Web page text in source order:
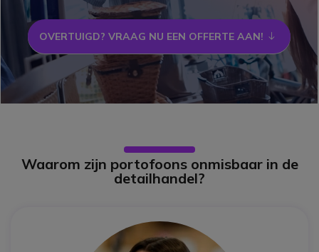
OVERTUIGD? VRAAG NU EEN OFFERTE AAN! icon
Waarom zijn portofoons onmisbaar in de
detailhandel?